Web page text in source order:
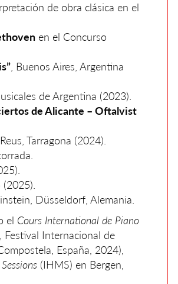
de obra clásica en el
en el Concurso
, Buenos Aires, Argentina
de Argentina (2023).
de Alicante – Oftalvist
, Reus, Tarragona (2024).
(2025).
Düsseldorf, Alemania.
el Cours International de Piano
Festival Internacional de
España, 2024),
(IHMS) en Bergen,